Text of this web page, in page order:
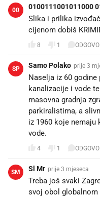
00 0100111001011000
Slika i prilika
cijenom dobiš
8 1
SP Samo Polako prije 3
Naselja iz 60
kanalizacije i vode
masovna gradnja
parkiralistima, a
iz 1960 koje
vode.
4 1
SM Sl Mr prije 3 mjeseca
Treba još svaki
svoj obol globalnom